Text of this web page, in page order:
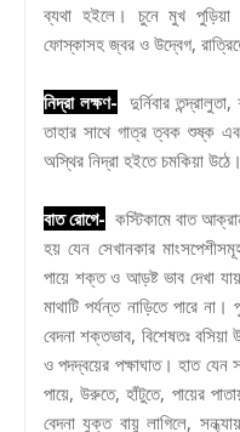
ব্যথা হইলে। চুনে মুখ
ফোস্কাসহ জ্বর ও উদ্বেগ,
নিদ্রা লক্ষণ- দুর্নিবার
তাহার সাথে গাত্র ত্বক শুষ্ক
অস্থির নিদ্রা হইতে চমকিয়া
বাত রোগে- কস্টিকামে বাত
হয় যেন সেখানকার
পায়ে শক্ত ও আড়ষ্ট ভাব দেখা
মাথাটি পর্যন্ত নাড়িতে পারে
বেদনা শক্তভাব, বিশেষতঃ
ও পদদ্বয়ের পক্ষাঘাত। হাত যেন
পায়ে, উরুতে, হাঁটুতে, পায়ের
বেদনা যুক্ত বায়ু লাগিলে,